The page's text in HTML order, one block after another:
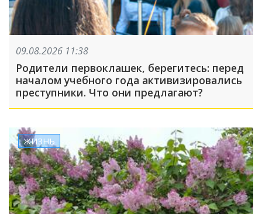
09.08.2026 11:38
Родители первоклашек, берегитесь: перед
началом учебного года активизировались
преступники. Что они предлагают?
ЖИЗНЬ